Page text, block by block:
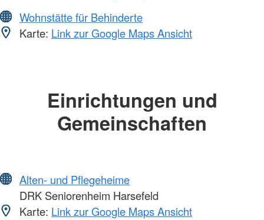
Wohnstätte für Behinderte
Karte: Link zur Google Maps Ansicht
Einrichtungen und
Gemeinschaften
Alten- und Pflegeheime
DRK Seniorenheim Harsefeld
Karte: Link zur Google Maps Ansicht